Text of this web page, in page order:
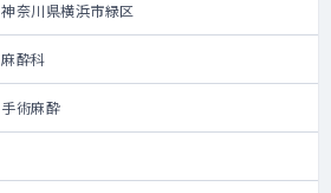
神奈川県横浜市緑区
麻酔科
手術麻酔